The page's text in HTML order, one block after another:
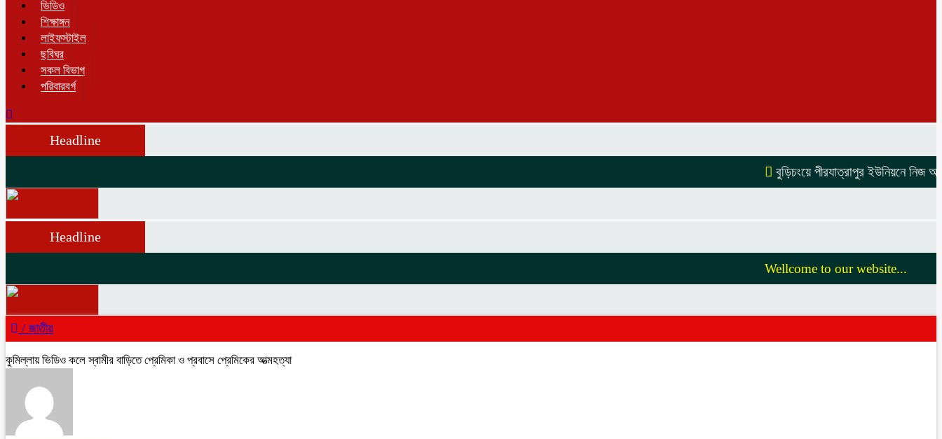
ভিডিও
শিক্ষাঙ্গন
লাইফস্টাইল
ছবিঘর
সকল বিভাগ
পরিবারবর্গ
Headline
বুড়িচংয়ে পীরযাত্রাপুর ইউনিয়নে নিজ
Headline
Wellcome to our website...
/ জাতীয়
কুমিল্লায় ভিডিও কলে স্বামীর বাড়িতে প্রেমিকা ও প্রবাসে প্রেমিকের আত্মহত্যা